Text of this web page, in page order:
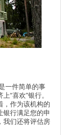
一件简单的事
“喜欢”银行。
，作为该机构的
银行满足您的申
我们还将评估房
行的理想客户